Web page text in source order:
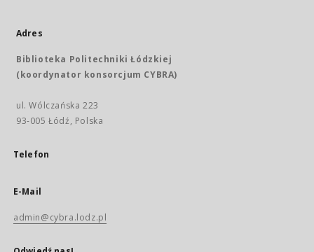
Adres
Biblioteka Politechniki Łódzkiej
(koordynator konsorcjum CYBRA)
ul. Wólczańska 223
93-005 Łódź, Polska
Telefon
E-Mail
admin@cybra.lodz.pl